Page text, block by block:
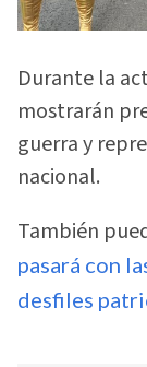
Durante la
mostrarán
guerra y
nacional.
También
pasará con
desfiles